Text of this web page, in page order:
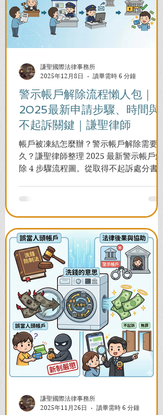
警示帳戶解除流程懶人包｜
2025最新申請步驟、時間與
不起訴關鍵｜謙聖律師
帳戶被凍結怎麼辦？警示帳戶解除需要多
久？謙聖律師整理 2025 最新警示帳戶解
除 4 步驟流程圖。從取得不起訴處分書到
謙聖國際法律事務所
2025年12月8日
讀畢需時 6 分鐘
謙聖國際法律事務所
2025年11月26日
讀畢需時 6 分鐘